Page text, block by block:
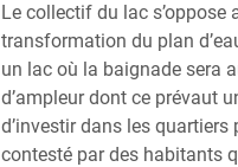
Le collectif du lac
transformation du plan
un lac où la baignade sera
d’ampleur dont ce prévaut
d’investir dans les
contesté par des habitants